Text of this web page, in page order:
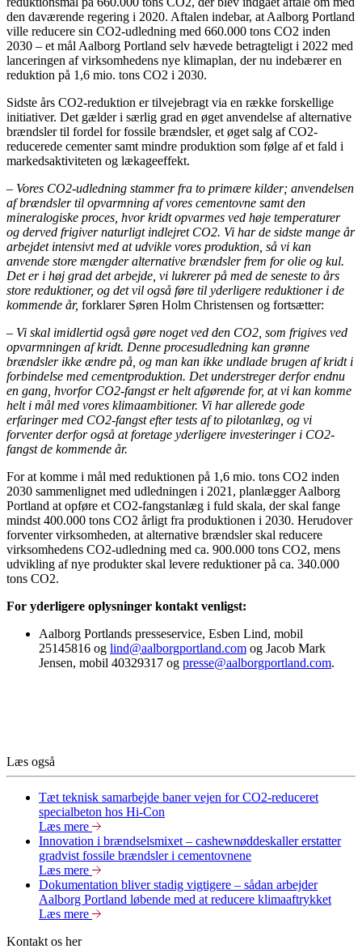
den daværende regering i 2020. Aftalen indebar, at Aalborg Portland
ville reducere sin CO2-udledning med 660.000 tons CO2 inden
2030 – et mål Aalborg Portland selv hævede betragteligt i 2022 med
lanceringen af virksomhedens nye klimaplan, der nu indebærer en
reduktion på 1,6 mio. tons CO2 i 2030.
Sidste års CO2-reduktion er tilvejebragt via en række forskellige
initiativer. Det gælder i særlig grad en øget anvendelse af alternative
brændsler til fordel for fossile brændsler, et øget salg af CO2-
reducerede cementer samt mindre produktion som følge af et fald i
markedsaktiviteten og lækageeffekt.
– Vores CO2-udledning stammer fra to primære kilder; anvendelsen
af brændsler til opvarmning af vores cementovne samt den
mineralogiske proces, hvor kridt opvarmes ved høje temperaturer
og derved frigiver naturligt indlejret CO2. Vi har de sidste mange år
arbejdet intensivt med at udvikle vores produktion, så vi kan
anvende store mængder alternative brændsler frem for olie og kul.
Det er i høj grad det arbejde, vi lukrerer på med de seneste to års
store reduktioner, og det vil også føre til yderligere reduktioner i de
kommende år, forklarer Søren Holm Christensen og fortsætter:
– Vi skal imidlertid også gøre noget ved den CO2, som frigives ved
opvarmningen af kridt. Denne procesudledning kan grønne
brændsler ikke ændre på, og man kan ikke undlade brugen af kridt i
forbindelse med cementproduktion. Det understreger derfor endnu
en gang, hvorfor CO2-fangst er helt afgørende for, at vi kan komme
helt i mål med vores klimaambitioner. Vi har allerede gode
erfaringer med CO2-fangst efter tests af to pilotanlæg, og vi
forventer derfor også at foretage yderligere investeringer i CO2-
fangst de kommende år.
For at komme i mål med reduktionen på 1,6 mio. tons CO2 inden
2030 sammenlignet med udledningen i 2021, planlægger Aalborg
Portland at opføre et CO2-fangstanlæg i fuld skala, der skal fange
mindst 400.000 tons CO2 årligt fra produktionen i 2030. Herudover
forventer virksomheden, at alternative brændsler skal reducere
virksomhedens CO2-udledning med ca. 900.000 tons CO2, mens
udvikling af nye produkter skal levere reduktioner på ca. 340.000
tons CO2.
For yderligere oplysninger kontakt venligst:
Aalborg Portlands presseservice, Esben Lind, mobil
25145816 og lind@aalborgportland.com og Jacob Mark
Jensen, mobil 40329317 og presse@aalborgportland.com.
Læs også
Tæt teknisk samarbejde baner vejen for CO2-reduceret
specialbeton hos Hi-Con
Læs mere
Innovation i brændselsmixet – cashewnøddeskaller erstatter
gradvist fossile brændsler i cementovnene
Læs mere
Dokumentation bliver stadig vigtigere – sådan arbejder
Aalborg Portland løbende med at reducere klimaaftrykket
Læs mere
Kontakt os her